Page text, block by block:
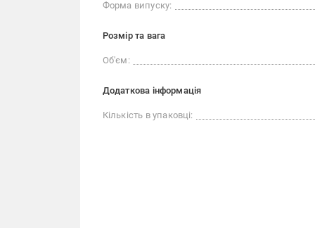
Форма випуску:
Розмір та вага
Об'єм:
Додаткова інформація
Кількість в упаковці: